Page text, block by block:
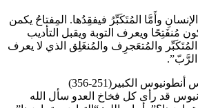
وأَمَّا المُتَكَبِّرُ فيفقِدُها. المِفتاحُ يكمن
مُنفَتِحًا ويعرف التوبة ويقبل التأديب
والمُتعَجرِف والمُنغَلِق الذي لا يعرف
الكبير(251-356)
قد رأى كل فخاخ العدو سأل الله